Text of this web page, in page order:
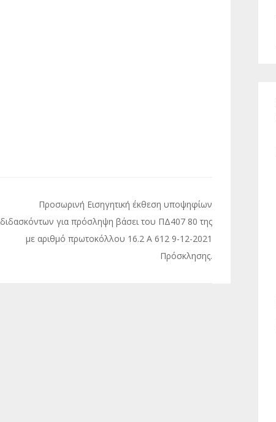
Προσωρινή Εισηγητική έκθεση υποψηφίων
διδασκόντων για πρόσληψη βάσει του ΠΔ407 80 της
με αριθμό πρωτοκόλλου 16.2 Α 612 9-12-2021
Πρόσκλησης.